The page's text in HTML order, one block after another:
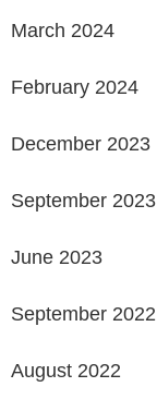
March 2024
February 2024
December 2023
September 2023
June 2023
September 2022
August 2022